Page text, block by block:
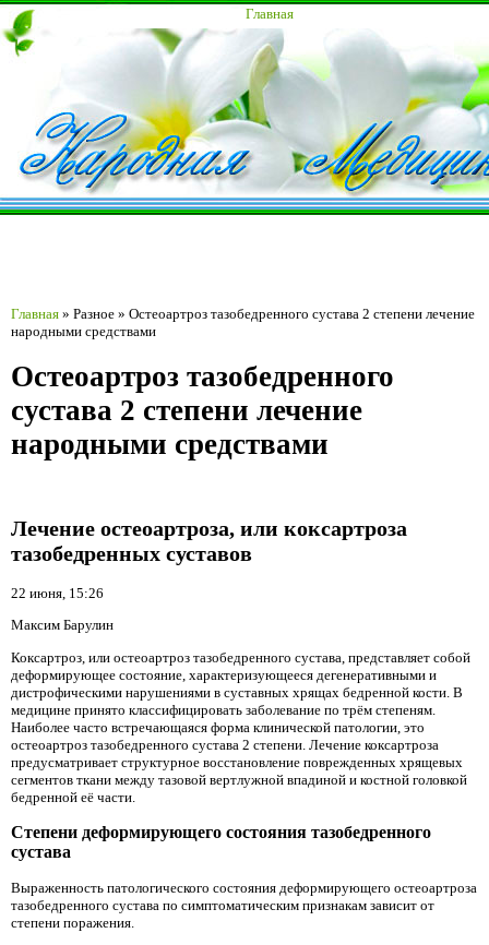
Главная
Главная » Разное » Остеоартроз тазобедренного сустава 2 степени лечение
народными средствами
Остеоартроз тазобедренного
сустава 2 степени лечение
народными средствами
Лечение остеоартроза, или коксартроза
тазобедренных суставов
22 июня, 15:26
Максим Барулин
Коксартроз, или остеоартроз тазобедренного сустава, представляет собой
деформирующее состояние, характеризующееся дегенеративными и
дистрофическими нарушениями в суставных хрящах бедренной кости. В
медицине принято классифицировать заболевание по трём степеням.
Наиболее часто встречающаяся форма клинической патологии, это
остеоартроз тазобедренного сустава 2 степени. Лечение коксартроза
предусматривает структурное восстановление поврежденных хрящевых
сегментов ткани между тазовой вертлужной впадиной и костной головкой
бедренной её части.
Степени деформирующего состояния тазобедренного
сустава
Выраженность патологического состояния деформирующего остеоартроза
тазобедренного сустава по симптоматическим признакам зависит от
степени поражения.